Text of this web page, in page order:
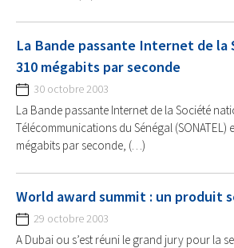
La Bande passante Internet de la
310 mégabits par seconde
30 octobre 2003
La Bande passante Internet de la Société
Télécommunications du Sénégal (SONATEL)
mégabits par seconde, (…)
World award summit : un produit
29 octobre 2003
A Dubai ou s’est réuni le grand jury pour la